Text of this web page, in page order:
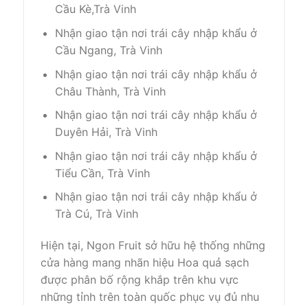
Cầu Kè,Trà Vinh
Nhận giao tận nơi trái cây nhập khẩu ở
Cầu Ngang, Trà Vinh
Nhận giao tận nơi trái cây nhập khẩu ở
Châu Thành, Trà Vinh
Nhận giao tận nơi trái cây nhập khẩu ở
Duyên Hải, Trà Vinh
Nhận giao tận nơi trái cây nhập khẩu ở
Tiểu Cần, Trà Vinh
Nhận giao tận nơi trái cây nhập khẩu ở
Trà Cú, Trà Vinh
Hiện tại, Ngon Fruit sở hữu hệ thống những
cửa hàng mang nhãn hiệu Hoa quả sạch
được phân bố rộng khắp trên khu vực
những tỉnh trên toàn quốc phục vụ đủ nhu